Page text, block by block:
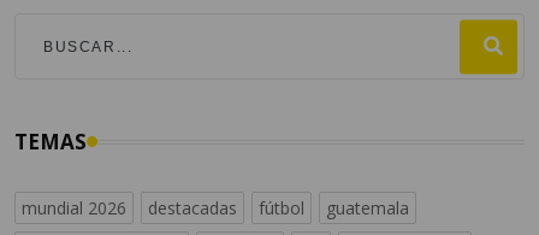
TEMAS
mundial 2026 destacadas fútbol
guatemala